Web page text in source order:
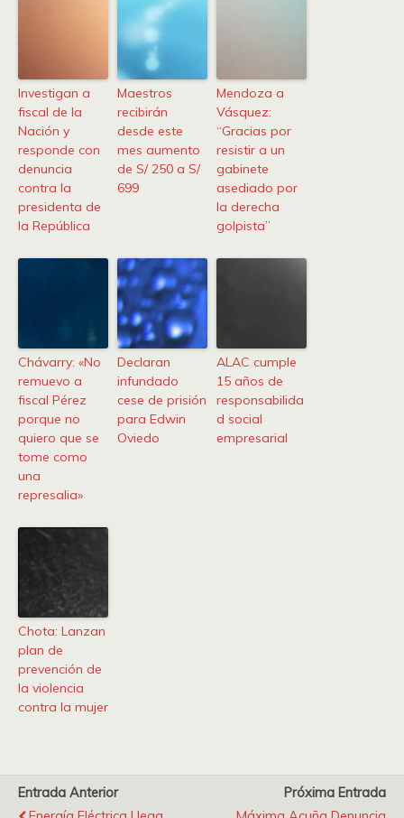
Investigan a
fiscal de la
Nación y
responde con
denuncia
contra la
presidenta de
la República
Maestros
recibirán
desde este
mes aumento
de S/ 250 a S/
699
Mendoza a
Vásquez:
“Gracias por
resistir a un
gabinete
asediado por
la derecha
golpista”
Chávarry: «No
remuevo a
fiscal Pérez
porque no
quiero que se
tome como
una
represalia»
Declaran
infundado
cese de prisión
para Edwin
Oviedo
ALAC cumple
15 años de
responsabilida
d social
empresarial
Chota: Lanzan
plan de
prevención de
la violencia
contra la mujer
Entrada Anterior
Próxima Entrada